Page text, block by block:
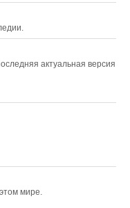
актуальная версия
мире.